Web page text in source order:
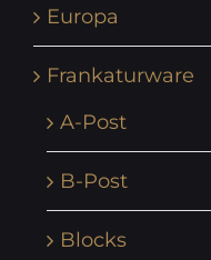
Europa
Frankaturware
A-Post
B-Post
Blocks